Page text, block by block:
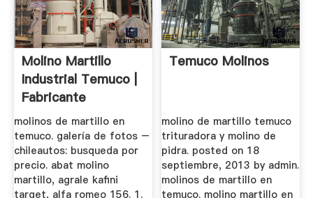
Molino Martillo
Industrial Temuco |
Fabricante
Profesional ...
molinos de martillo en
temuco. galería de fotos –
chileautos: busqueda por
precio. abat molino
martillo, agrale kafini
target, alfa romeo 156. 1.
Temuco Molinos
molino de martillo temuco
trituradora y molino de
pidra. posted on 18
septiembre, 2013 by admin.
molinos de martillo en
temuco. molino martillo en